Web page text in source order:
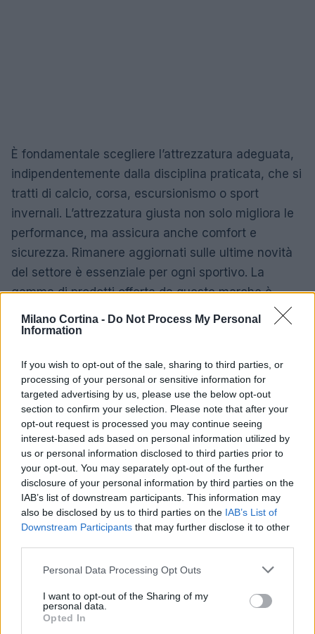
Milano Cortina - Do Not Process My Personal
Information
If you wish to opt-out of the sale, sharing to third parties, or
processing of your personal or sensitive information for
targeted advertising by us, please use the below opt-out
section to confirm your selection. Please note that after your
opt-out request is processed you may continue seeing
interest-based ads based on personal information utilized by
us or personal information disclosed to third parties prior to
your opt-out. You may separately opt-out of the further
disclosure of your personal information by third parties on the
IAB’s list of downstream participants. This information may
also be disclosed by us to third parties on the IAB’s List of
Downstream Participants that may further disclose it to other
Please note that this website/app uses one or more Google
not limited to your visit or usage behaviour. You may click to
grant or deny consent to Google and its third-party tags to
use your data for below specified purposes in below Google
Personal Data Processing Opt Outs
I want to opt-out of the Sharing of my
personal data.
Opted In
È fondamentale scegliere l’attrezzatura adeguata,
indipendentemente dalla disciplina praticata, che si
tratti di calcio, corsa, escursionismo o sport
invernali. L’attrezzatura giusta non solo migliora le
performance, ma assicura anche comfort e
sicurezza. Rimanere aggiornati sulle ultime novità
del settore è essenziale per ogni sportivo. La
gamma di prodotti offerta da queste marche è
completa e in grado di soddisfare ogni esigenza,
consentendo di affrontare le attività sportive con la
AUTORE
AiAdhubMedia